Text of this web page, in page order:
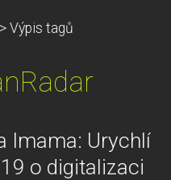
> Výpis tagů
Imama: Urychlí
o digitalizaci